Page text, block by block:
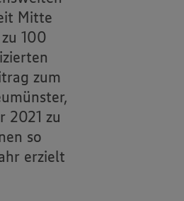
Mitte
100
zum
2021 zu
so
erzielt